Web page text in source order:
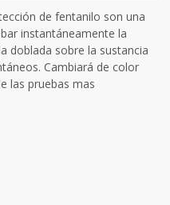
de fentanilo son una
instantáneamente la
doblada sobre la sustancia
Cambiará de color
las pruebas mas